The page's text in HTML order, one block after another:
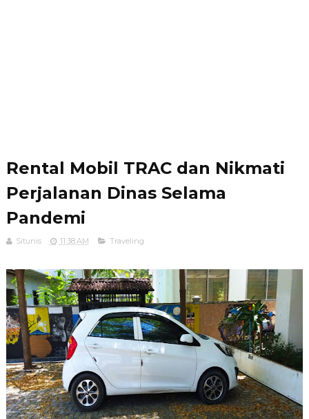
Rental Mobil TRAC dan Nikmati
Perjalanan Dinas Selama
Pandemi
Situnis 11:38 AM Traveling